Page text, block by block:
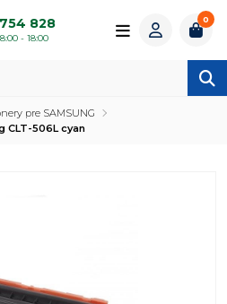
828
- 18:00
0
pre SAMSUNG
CLT-506L cyan